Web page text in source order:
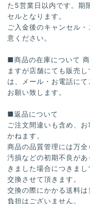
た5営業日以内です。期
セルとなります。
ご入金後のキャンセル
意ください。
■商品の在庫について
ますが店舗にても販売
は、メール・お電話に
お願い致します。
■返品について
ご注文間違いも含め、
かねます。
商品の品質管理には万
汚損などの初期不良が
きました場合につきま
交換させて頂きます。
交換の際にかかる送料
負担はございません。